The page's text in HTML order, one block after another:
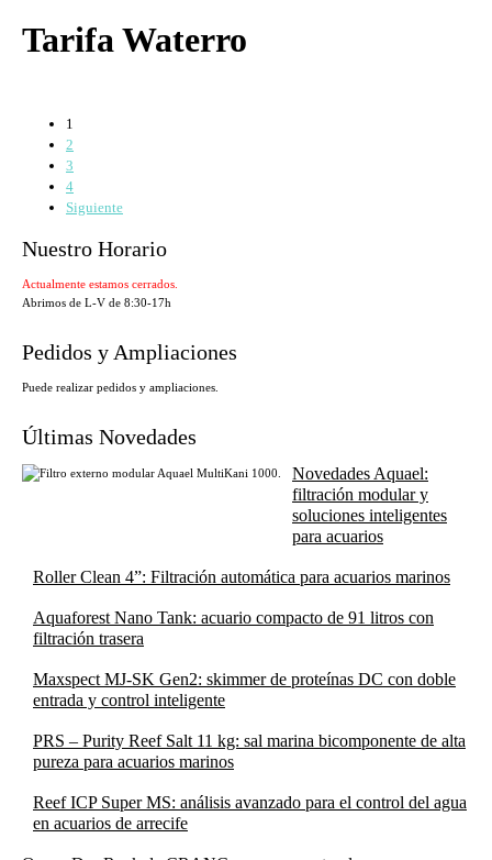
Tarifa Waterro
1
2
3
4
Siguiente
Nuestro Horario
Actualmente estamos cerrados.
Abrimos de L-V de 8:30-17h
Pedidos y Ampliaciones
Puede realizar pedidos y ampliaciones.
Últimas Novedades
Novedades Aquael:
filtración modular y
soluciones inteligentes
para acuarios
Roller Clean 4”: Filtración automática para acuarios marinos
Aquaforest Nano Tank: acuario compacto de 91 litros con
filtración trasera
Maxspect MJ-SK Gen2: skimmer de proteínas DC con doble
entrada y control inteligente
PRS – Purity Reef Salt 11 kg: sal marina bicomponente de alta
pureza para acuarios marinos
Reef ICP Super MS: análisis avanzado para el control del agua
en acuarios de arrecife